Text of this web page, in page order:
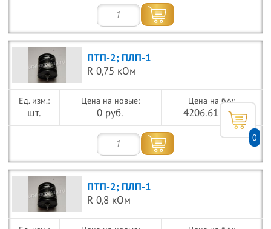
0
ПТП-2; ПЛП-1
R 0,75 кОм
шт.
Цена на новые:
0 руб.
Цена на б/у:
4206.61 руб.
ПТП-2; ПЛП-1
R 0,8 кОм